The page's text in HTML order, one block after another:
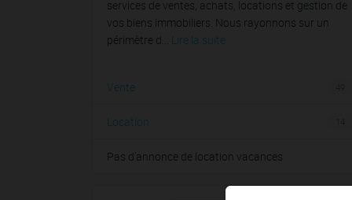
services de ventes, achats, locations et gestion de
vos biens immobiliers. Nous rayonnons sur un
périmètre d... Lire la suite
Vente
Location
Pas d'annonce de location vacances